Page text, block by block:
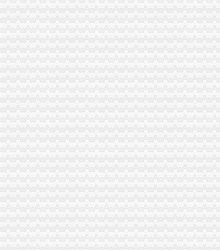
节能惠民补贴3000元政策本月底取消！_重庆东风南方渝发东风日产新
新闻评论—国航重庆地服积协助航班取消旅客顺利成行
分公司注销了工伤员工咋办官找到总公司赔了8万_第1页_劳动保护_
重庆机场一乘客因航班取消殴工作人员被拘留-万象
注销公告
关于对重庆市中级执行贵州进出口商品检验局开办的振环公
重庆至石家庄10个航班取消3千多名乘客出行成泡影-蚂蜂窝
重庆441人遭遇非吸资2000多万元本难归-中新网
广州地区分公司注册,分公司注销,分公司税代理-商务服务-滨州
上清寺街道-搜百科
朝的分公司注销需要哪些材料？_中国贸易网
云南云天化股份有限公司2008年年度股东大会决议公告-评论频道-和讯网